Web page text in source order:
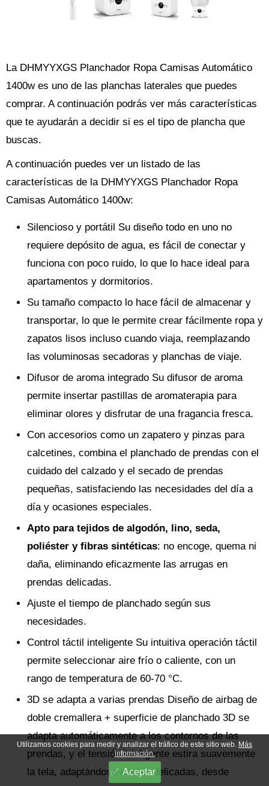
La DHMYYXGS Planchador Ropa Camisas Automático
1400w es uno de las planchas laterales que puedes
comprar. A continuación podrás ver más características
que te ayudarán a decidir si es el tipo de plancha que
buscas.
A continuación puedes ver un listado de las
características de la DHMYYXGS Planchador Ropa
Camisas Automático 1400w:
Silencioso y portátil Su diseño todo en uno no
requiere depósito de agua, es fácil de conectar y
funciona con poco ruido, lo que lo hace ideal para
apartamentos y dormitorios.
Su tamaño compacto lo hace fácil de almacenar y
transportar, lo que le permite crear fácilmente ropa y
zapatos lisos incluso cuando viaja, reemplazando
las voluminosas secadoras y planchas de viaje.
Difusor de aroma integrado Su difusor de aroma
permite insertar pastillas de aromaterapia para
eliminar olores y disfrutar de una fragancia fresca.
Con accesorios como un zapatero y pinzas para
calcetines, combina el planchado de prendas con el
cuidado del calzado y el secado de prendas
pequeñas, satisfaciendo las necesidades del día a
día y ocasiones especiales.
Apto para tejidos de algodón, lino, seda,
poliéster y fibras sintéticas: no encoge, quema ni
daña, eliminando eficazmente las arrugas en
prendas delicadas.
Ajuste el tiempo de planchado según sus
necesidades.
Control táctil inteligente Su intuitiva operación táctil
permite seleccionar aire frío o caliente, con un
rango de temperatura de 60-70 °C.
3D se adapta a varias prendas Diseño de airbag de
doble cremallera + superficie de planchado 3D se
adapta automáticamente a los contornos de las
prendas, y el tensión inteligente estira suavemente
la tela, adaptándose a telas delicadas, desde
Utilizamos cookies para medir y analizar el tráfico de este sitio web. Más
información.
Aceptar